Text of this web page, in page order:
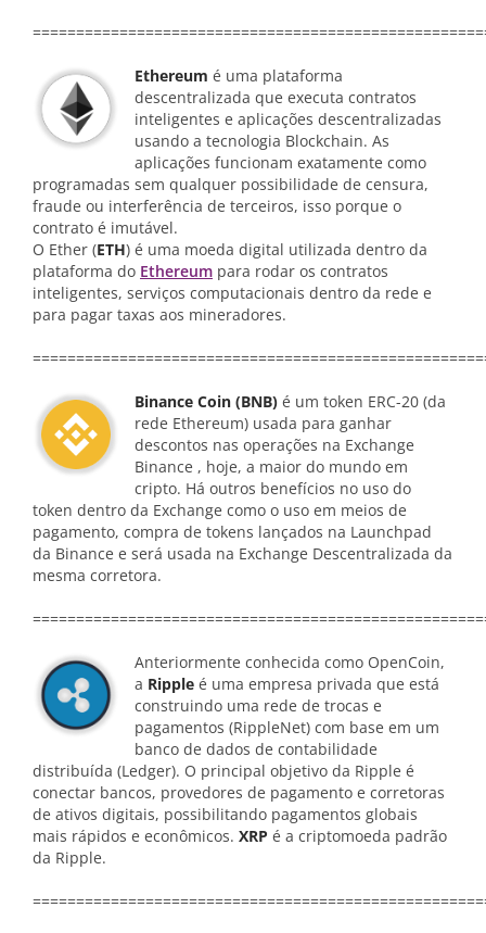
Ethereum é uma plataforma
descentralizada que executa contratos
inteligentes e aplicações descentralizadas
usando a tecnologia Blockchain. As
aplicações funcionam exatamente como
programadas sem qualquer possibilidade de censura,
fraude ou interferência de terceiros, isso porque o
contrato é imutável.
O Ether (ETH) é uma moeda digital utilizada dentro da
plataforma do Ethereum para rodar os contratos
inteligentes, serviços computacionais dentro da rede e
para pagar taxas aos mineradores.
Binance Coin (BNB) é um token ERC-20 (da
rede Ethereum) usada para ganhar
descontos nas operações na Exchange
Binance , hoje, a maior do mundo em
cripto. Há outros benefícios no uso do
token dentro da Exchange como o uso em meios de
pagamento, compra de tokens lançados na Launchpad
da Binance e será usada na Exchange Descentralizada da
mesma corretora.
Anteriormente conhecida como OpenCoin,
a Ripple é uma empresa privada que está
construindo uma rede de trocas e
pagamentos (RippleNet) com base em um
banco de dados de contabilidade
distribuída (Ledger). O principal objetivo da Ripple é
conectar bancos, provedores de pagamento e corretoras
de ativos digitais, possibilitando pagamentos globais
mais rápidos e econômicos. XRP é a criptomoeda padrão
da Ripple.